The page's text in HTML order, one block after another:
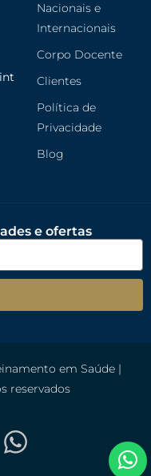
Nacionais e
Internacionais
Corpo Docente
Clientes
Política de
Privacidade
Blog
e ofertas
em Saúde |
reservados